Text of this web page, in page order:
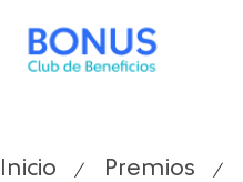
Inicio / Premios /